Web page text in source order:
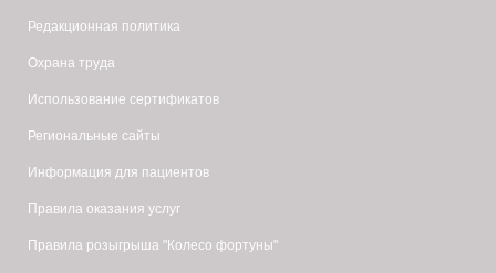
Редакционная политика
Охрана труда
Использование сертификатов
Региональные сайты
Информация для пациентов
Правила оказания услуг
Правила розыгрыша "Колесо фортуны"